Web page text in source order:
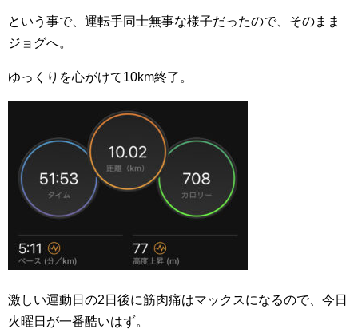
という事で、運転手同士無事な様子だったので、そのまま
ジョグへ。
ゆっくりを心がけて10km終了。
激しい運動日の2日後に筋肉痛はマックスになるので、今日
火曜日が一番酷いはず。